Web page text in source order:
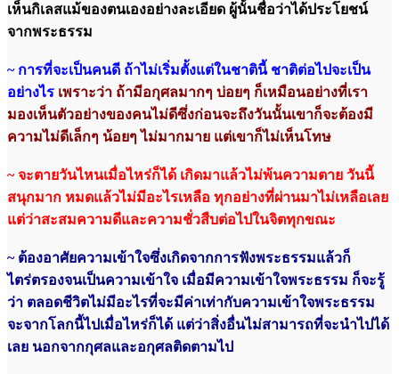
เห็นกิเลสแม้ของตนเองอย่างละเอียด ผู้นั้นชื่อว่าได้ประโยชน์
จากพระธรรม
~ การที่จะเป็นคนดี ถ้าไม่เริ่มตั้งแต่ในชาตินี้ ชาติต่อไปจะเป็น
อย่างไร เพราะว่า ถ้ามีอกุศลมากๆ บ่อยๆ ก็เหมือนอย่างที่เรา
มองเห็นตัวอย่างของคนไม่ดีซึ่งก่อนจะถึงวันนั้นเขาก็จะต้องมี
ความไม่ดีเล็กๆ น้อยๆ ไม่มากมาย แต่เขาก็ไม่เห็นโทษ
~ จะตายวันไหนเมื่อไหร่ก็ได้ เกิดมาแล้วไม่พ้นความตาย วันนี้
สนุกมาก หมดแล้วไม่มีอะไรเหลือ ทุกอย่างที่ผ่านมาไม่เหลือเลย
แต่ว่าสะสมความดีและความชั่วสืบต่อไปในจิตทุกขณะ
~ ต้องอาศัยความเข้าใจซึ่งเกิดจากการฟังพระธรรมแล้วก็
ไตร่ตรองจนเป็นความเข้าใจ เมื่อมีความเข้าใจพระธรรม ก็จะรู้
ว่า ตลอดชีวิตไม่มีอะไรที่จะมีค่าเท่ากับความเข้าใจพระธรรม
จะจากโลกนี้ไปเมื่อไหร่ก็ได้ แต่ว่าสิ่งอื่นไม่สามารถที่จะนำไปได้
เลย นอกจากกุศลและอกุศลติดตามไป